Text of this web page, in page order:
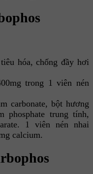
hóa, chống đầy hơi
trong 1 viên nén
carbonate, bột hương
phosphate trung tính,
1 viên nén nhai
calcium.